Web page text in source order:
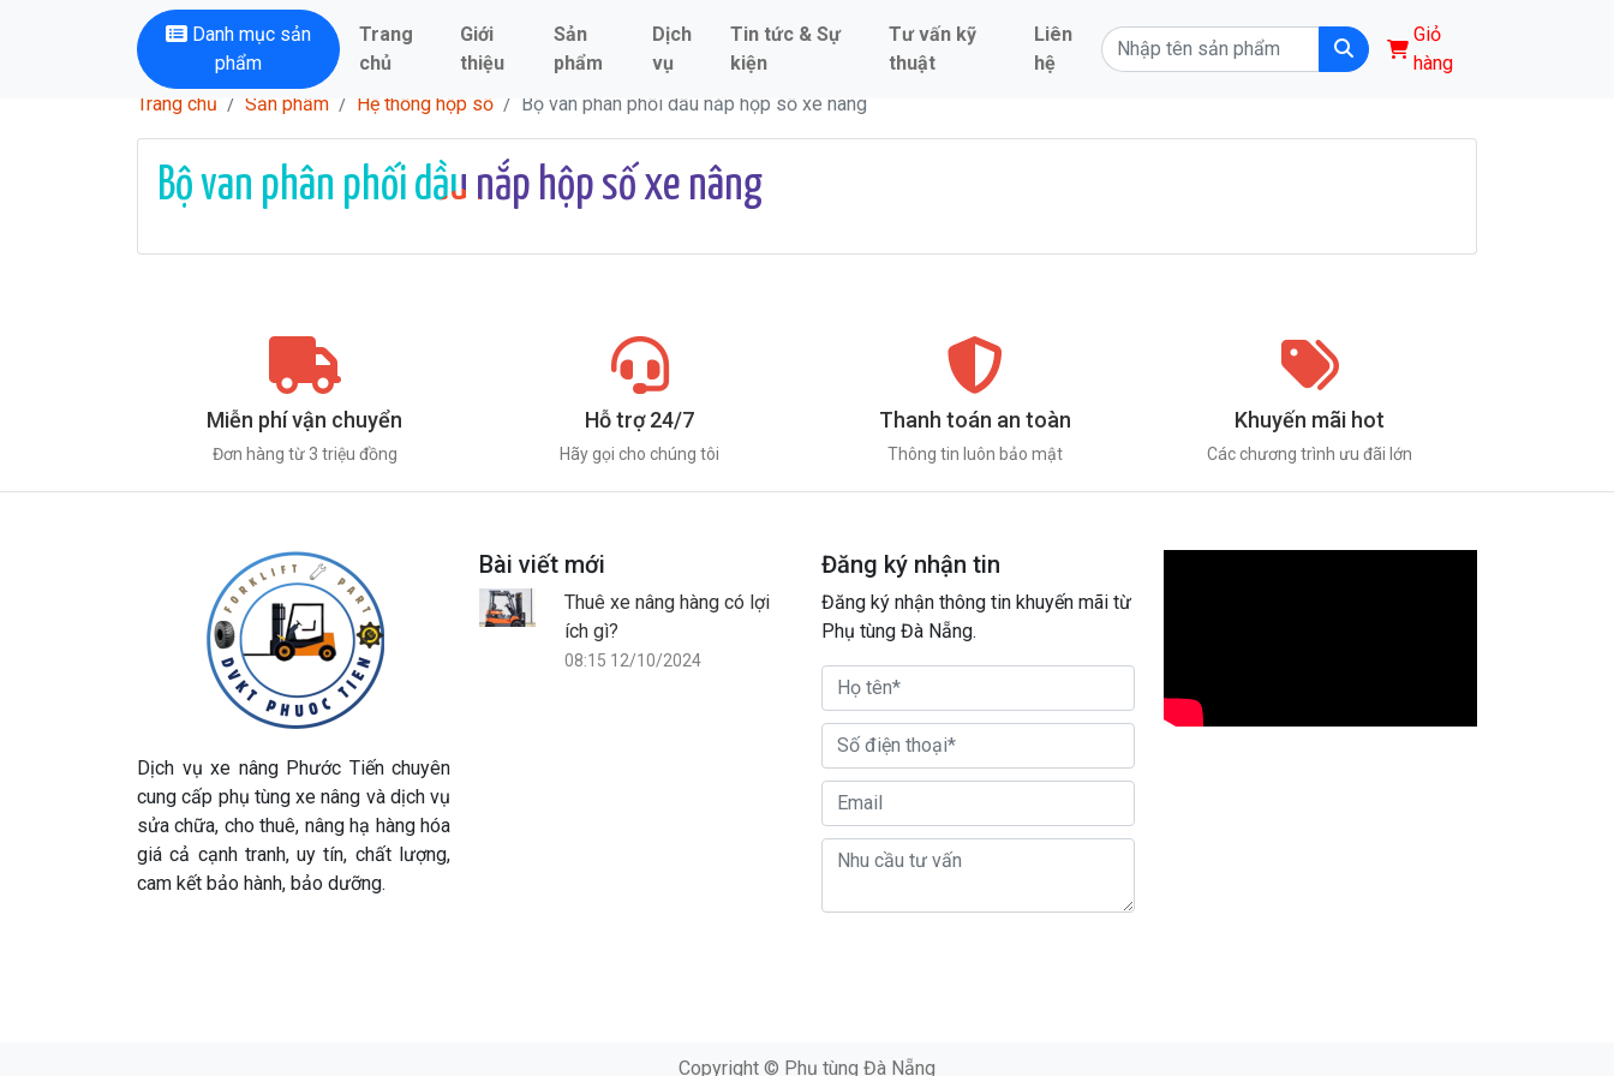
Danh mục sản
phẩm
Trang
chủ
Giới
thiệu
Sản
phẩm
Dịch
vụ
Tin tức & Sự
kiện
Tư vấn kỹ
thuật
Liên
hệ
Giỏ
hàng
Trang chủ
Sản phẩm Hệ thống hộp số Bộ van phân phối dầu nắp hộp số xe nâng
Bộ van phân phối dầu nắp hộp số xe nâng
Miễn phí vận chuyển
Đơn hàng từ 3 triệu đồng
Hỗ trợ 24/7
Hãy gọi cho chúng tôi
Thanh toán an toàn
Thông tin luôn bảo mật
Khuyến mãi hot
Các chương trình ưu đãi lớn
Dịch vụ xe nâng Phước Tiến chuyên
cung cấp phụ tùng xe nâng và dịch vụ
sửa chữa, cho thuê, nâng hạ hàng hóa
giá cả cạnh tranh, uy tín, chất lượng,
cam kết bảo hành, bảo dưỡng.
Bài viết mới
Thuê xe nâng hàng có lợi
ích gì?
08:15 12/10/2024
Đăng ký nhận tin
Đăng ký nhận thông tin khuyến mãi từ
Phụ tùng Đà Nẵng.
Copyright © Phụ tùng Đà Nẵng